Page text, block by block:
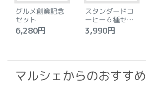
グルメ創業記念
セット
6,280円
スタンダードコ
ーヒー６種セッ
ト
3,990円
マルシェからのおすすめ